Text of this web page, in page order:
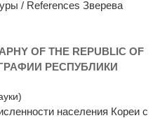
/ References Зверева
OF THE REPUBLIC OF
РЕСПУБЛИКИ
населения Кореи с